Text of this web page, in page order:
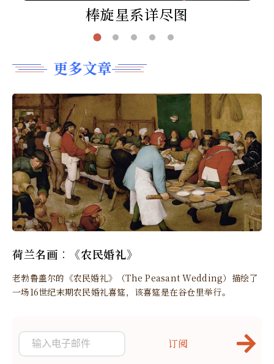
棒旋星系详尽图
更多文章
荷兰名画︰《农民婚礼》
老勃鲁盖尔的《农民婚礼》（The Peasant Wedding）描绘了
一场16世纪末期农民婚礼喜筵，该喜筵是在谷仓里举行。
订阅